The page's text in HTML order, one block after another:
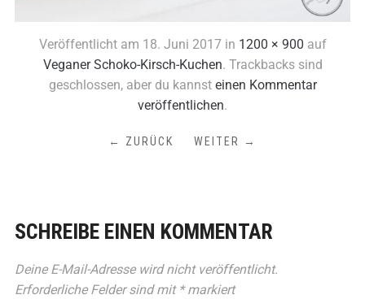
Veröffentlicht am 18. Juni 2017in 1200 × 900 auf
Veganer Schoko-Kirsch-Kuchen. Trackbacks sind
geschlossen, aber du kannst einen Kommentar
veröffentlichen.
← ZURÜCK WEITER →
SCHREIBE EINEN KOMMENTAR
Deine E-Mail-Adresse wird nicht veröffentlicht.
Erforderliche Felder sind mit *markiert